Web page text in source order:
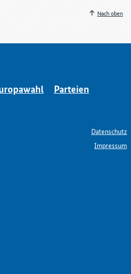
Nach oben
Parteien
Datenschutz
Impressum